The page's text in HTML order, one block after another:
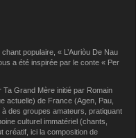
populaire, « L’Auriòu De Nau
a été inspirée par le conte « Per
Grand Mère initié par Romain
actuelle) de France (Agen, Pau,
des groupes amateurs, pratiquant
culturel immatériel (chants,
créatif, ici la composition de